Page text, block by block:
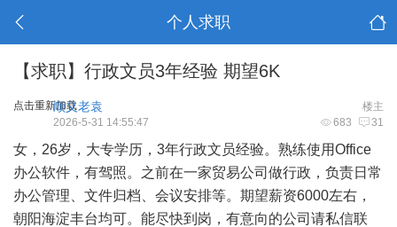
个人求职
【求职】行政文员3年经验 期望6K
点击重新加载 楼主
顺义老袁
683 31
2026-5-31 14:55:47
女，26岁，大专学历，3年行政文员经验。熟练使用Office
办公软件，有驾照。之前在一家贸易公司做行政，负责日常
办公管理、文件归档、会议安排等。期望薪资6000左右，
朝阳海淀丰台均可。能尽快到岗，有意向的公司请私信联